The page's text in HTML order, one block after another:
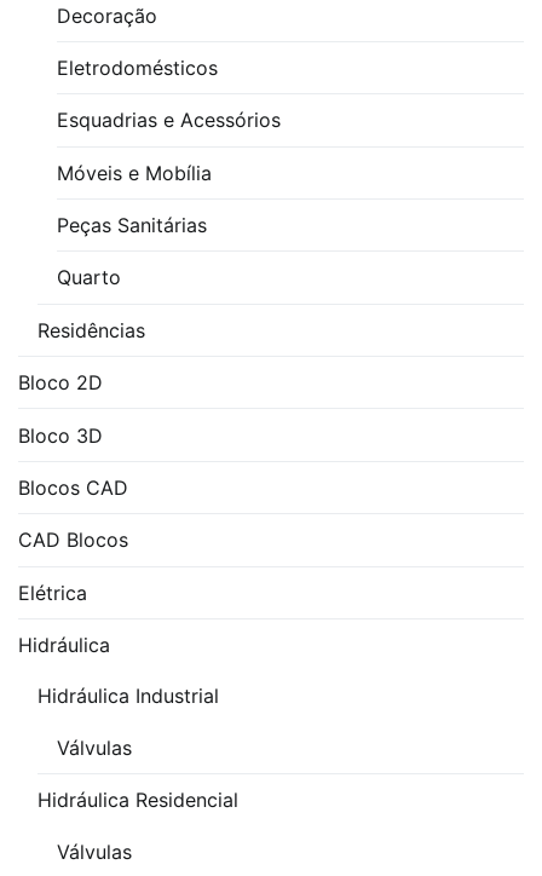
Decoração
Eletrodomésticos
Esquadrias e Acessórios
Móveis e Mobília
Peças Sanitárias
Quarto
Residências
Bloco 2D
Bloco 3D
Blocos CAD
CAD Blocos
Elétrica
Hidráulica
Hidráulica Industrial
Válvulas
Hidráulica Residencial
Válvulas